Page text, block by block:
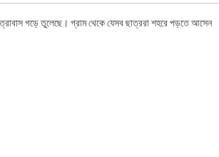
গড়ে তুলেছে। গ্রাম থেকে যেসব ছাত্ররা শহরে পড়তে আসেন